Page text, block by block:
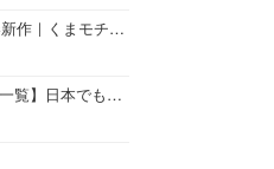
キャシードール2025春新作｜くまモチーフのミニリップ「シャイニーベア リップモイスト」をレビュー♡
【タイコスメブランド一覧】日本でも人気沸騰中の“タイコスメ”ブランド20選！